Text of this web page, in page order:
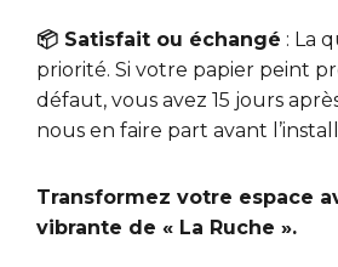
📦 Satisfait ou échangé : La
priorité. Si votre papier peint
défaut, vous avez 15 jours
nous en faire part avant
Transformez votre espace
vibrante de « La Ruche ».